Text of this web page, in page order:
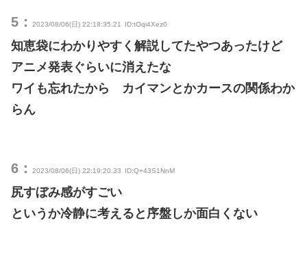
5： 2023/08/06(日) 22:18:35.21 ID:tOqi4Xez0
知恵袋にわかりやすく解説してたやつあったけど
アニメ発表ぐらいに消えたな
ワイも忘れたから カイマンとかカースの関係わか
らん
6： 2023/08/06(日) 22:19:20.33 ID:Q+43S1NnM
尻すぼみ感がすごい
というか冷静に考えると序盤しか面白くない